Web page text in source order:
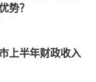
势？
上半年财政收入